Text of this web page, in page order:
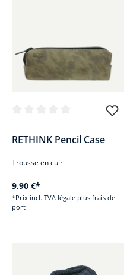
RETHINK Pencil Case
Trousse en cuir
9,90 €*
*Prix incl. TVA légale plus frais de
port